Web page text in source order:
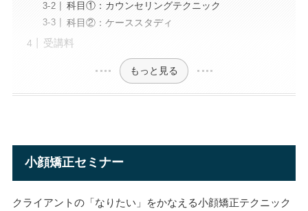
科目①：カウンセリングテクニック
科目②：ケーススタディ
受講料
もっと見る
小顔矯正セミナー
クライアントの「なりたい」をかなえる小顔矯正テクニック